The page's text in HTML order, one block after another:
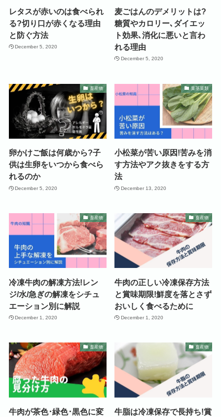
レタスが赤いのは食べられ
る?切り口が赤くなる理由
と防ぐ方法
December 5, 2020
麦ごはんのデメリットは?
糖質やカロリー､ダイエッ
ト効果､消化に悪いと言わ
れる理由
December 5, 2020
畜産物
卵かけご飯は何歳から?子
供は生卵をいつから食べら
れるのか
December 5, 2020
葉茎菜類
小松菜が苦い原因!苦みを消
す方法やアク抜きをする方
法
December 13, 2020
畜産物
冷凍牛肉の解凍方法!レン
ジ/水/急ぎの解凍をシチュ
エーション別に解説
December 1, 2020
畜産物
牛肉の正しい冷凍保存方法
と賞味期限!鮮度を落とさず
おいしく食べるために
December 1, 2020
畜産物
牛肉が茶色･緑色･黒色に変
畜産物
牛脂は冷凍保存で長持ち!賞